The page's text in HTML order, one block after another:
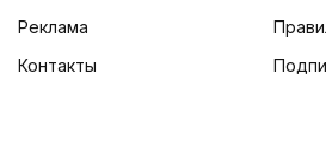
Реклама
Контакты